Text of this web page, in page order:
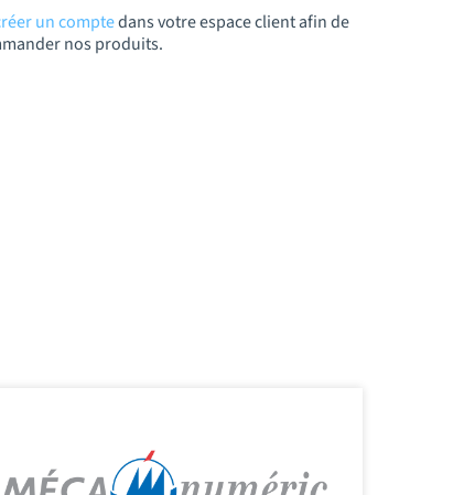
un comptedans votre espace client afin de
nos produits.